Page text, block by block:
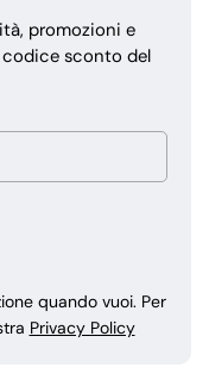
promozioni e
sconto del
quando vuoi. Per
Privacy Policy